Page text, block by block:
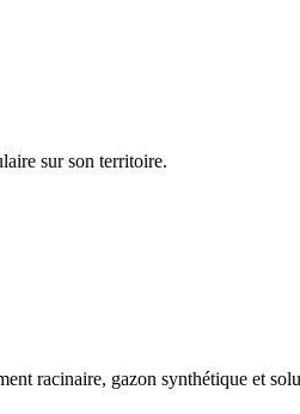
sur son territoire.
racinaire, gazon synthétique et